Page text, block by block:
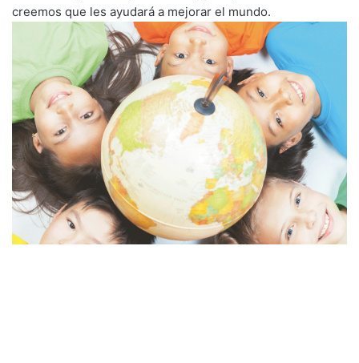
creemos que les ayudará a mejorar el mundo.